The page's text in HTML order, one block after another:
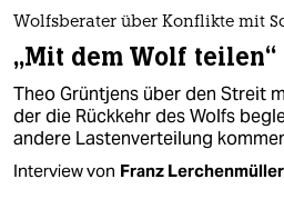
Wolfsberater über Konflikte mit
„Mit dem Wolf teilen“
Theo Grüntjens über den Streit
der die Rückkehr des Wolfs
andere Lastenverteilung
Interview von Franz Lerchenmüller